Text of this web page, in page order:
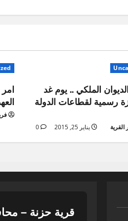
الملكي .. يوم غد
رسمية لقطاعات الدولة
القرية يناير 25, 2015 0
قرية حزنة –